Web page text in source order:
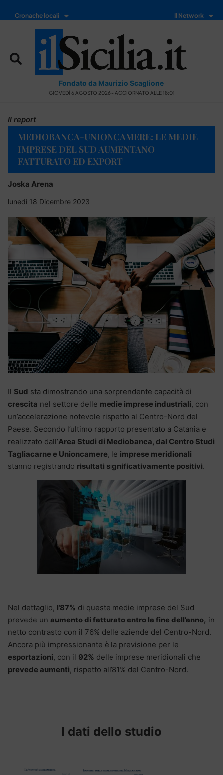
Cronache locali Il Network
Fondato da Maurizio Scaglione
GIOVEDÌ 6 AGOSTO 2026 - AGGIORNATO ALLE 18:01
Il report
MEDIOBANCA-UNIONCAMERE: LE MEDIE
IMPRESE DEL SUD AUMENTANO
FATTURATO ED EXPORT
Joska Arena
lunedì 18 Dicembre 2023
Il Sud sta dimostrando una sorprendente capacità di
crescita nel settore delle medie imprese industriali, con
un’accelerazione notevole rispetto al Centro-Nord del
Paese. Secondo l’ultimo rapporto presentato a Catania e
realizzato dall’Area Studi di Mediobanca, dal Centro Studi
Tagliacarne e Unioncamere, le imprese meridionali
stanno registrando risultati significativamente positivi.
Nel dettaglio, l’87% di queste medie imprese del Sud
prevede un aumento di fatturato entro la fine dell’anno, in
netto contrasto con il 76% delle aziende del Centro-Nord.
Ancora più impressionante è la previsione per le
esportazioni, con il 92% delle imprese meridionali che
prevede aumenti, rispetto all’81% del Centro-Nord.
I dati dello studio